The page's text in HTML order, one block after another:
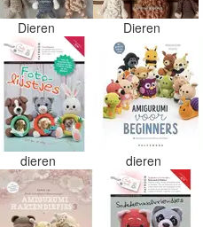
Dieren Dieren
dieren dieren